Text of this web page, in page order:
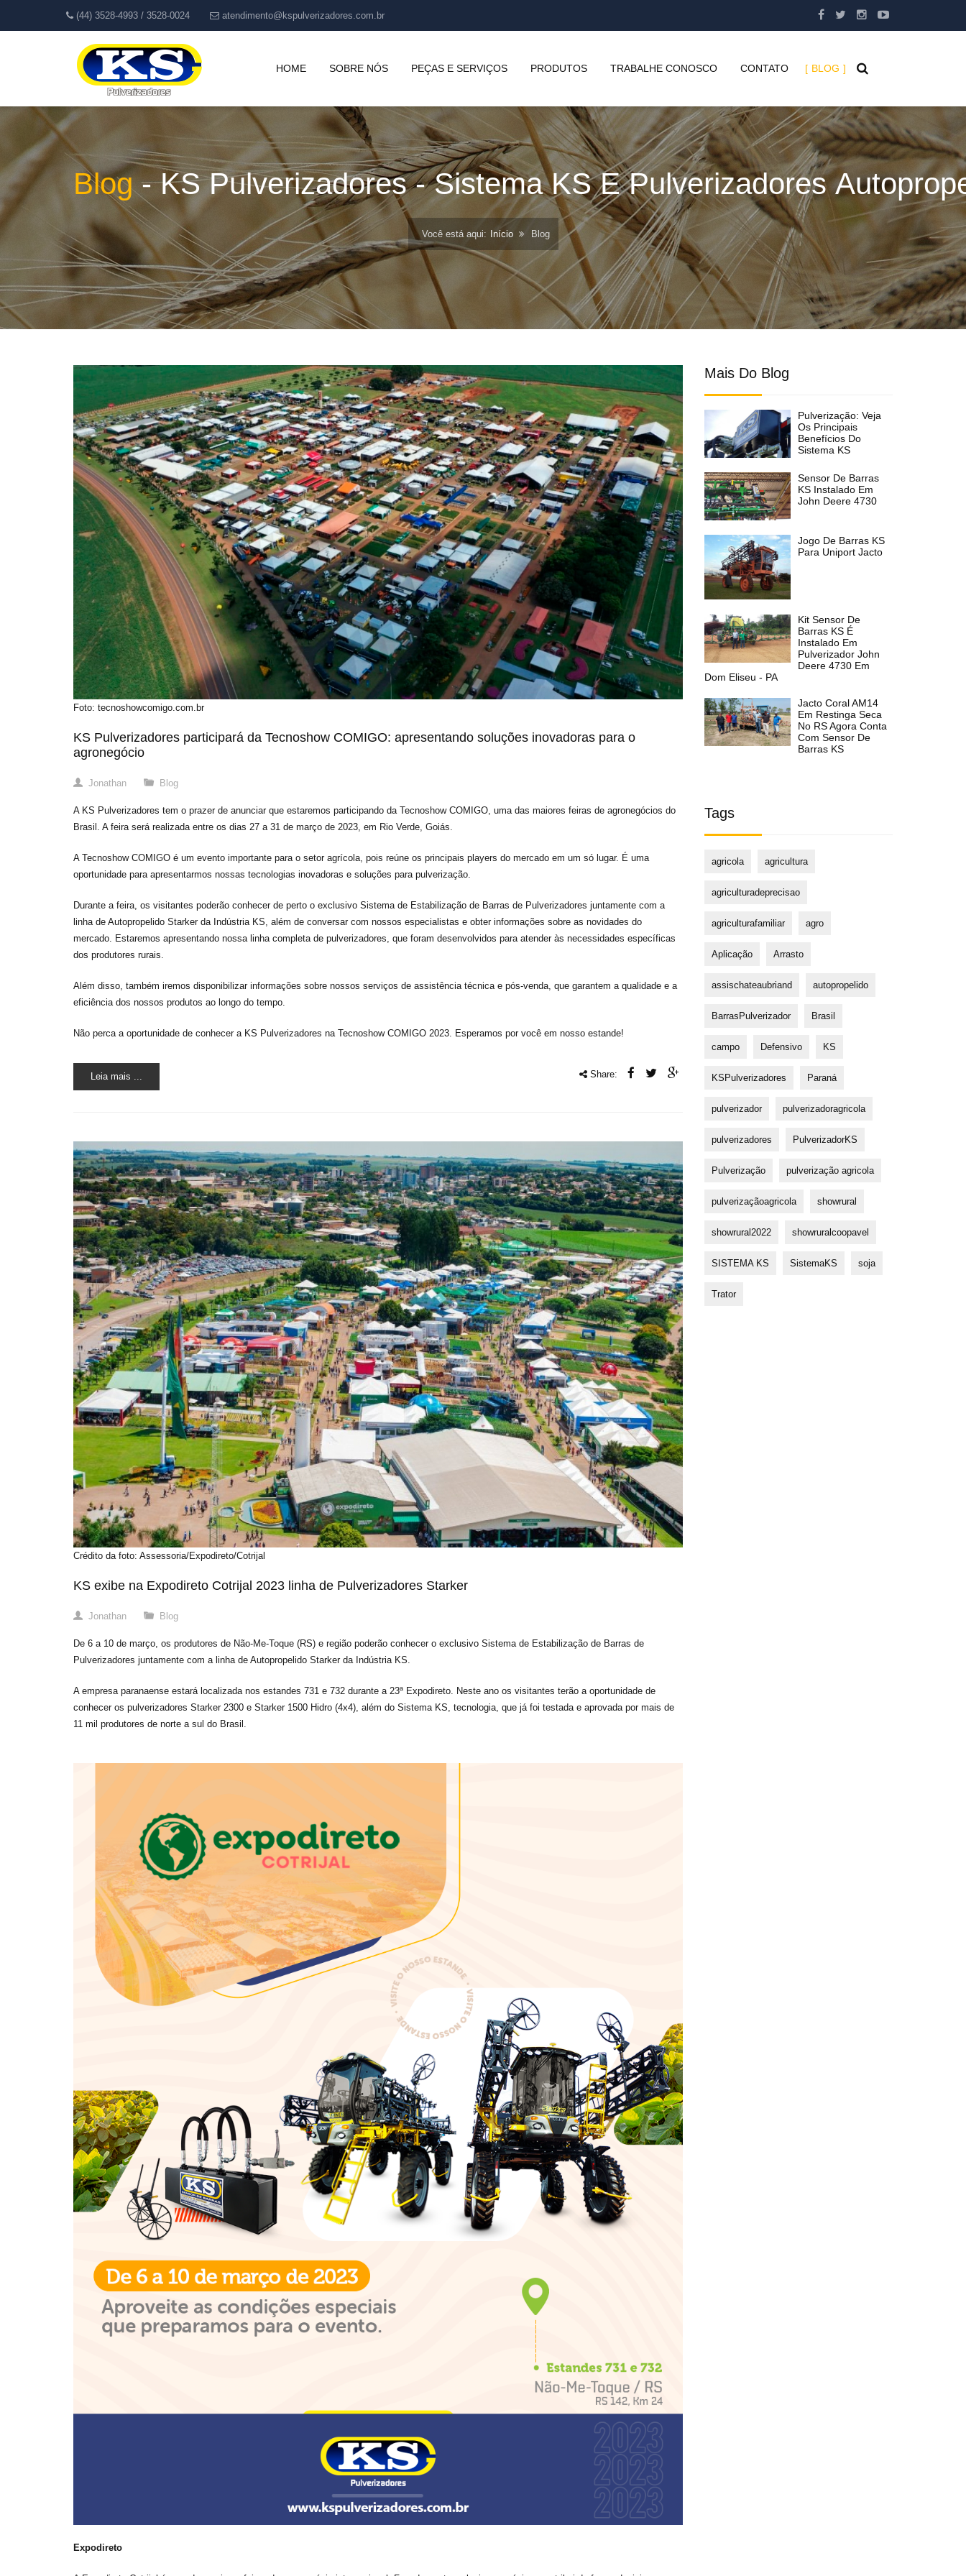
(44) 3528-4993 / 3528-0024 atendimento@kspulverizadores.com.br
HOME SOBRE NÓS PEÇAS E SERVIÇOS PRODUTOS TRABALHE CONOSCO CONTATO BLOG
Blog-KSPulverizadores-SistemaKSEPulverizadores
Você está aqui: Início Blog
Foto: tecnoshowcomigo.com.br
KS Pulverizadores participará da Tecnoshow COMIGO: apresentando soluções inovadoras para o
agronegócio
Jonathan Blog
A KS Pulverizadores tem o prazer de anunciar que estaremos participando da Tecnoshow COMIGO, uma das maiores feiras de agronegócios do
Brasil. A feira será realizada entre os dias 27 a 31 de março de 2023, em Rio Verde, Goiás.
A Tecnoshow COMIGO é um evento importante para o setor agrícola, pois reúne os principais players do mercado em um só lugar. É uma
oportunidade para apresentarmos nossas tecnologias inovadoras e soluções para pulverização.
Durante a feira, os visitantes poderão conhecer de perto o exclusivo Sistema de Estabilização de Barras de Pulverizadores juntamente com a
linha de Autopropelido Starker da Indústria KS, além de conversar com nossos especialistas e obter informações sobre as novidades do
mercado. Estaremos apresentando nossa linha completa de pulverizadores, que foram desenvolvidos para atender às necessidades específicas
dos produtores rurais.
Além disso, também iremos disponibilizar informações sobre nossos serviços de assistência técnica e pós-venda, que garantem a qualidade e a
eficiência dos nossos produtos ao longo do tempo.
Não perca a oportunidade de conhecer a KS Pulverizadores na Tecnoshow COMIGO 2023. Esperamos por você em nosso estande!
Leia mais ... Share:
Crédito da foto: Assessoria/Expodireto/Cotrijal
KS exibe na Expodireto Cotrijal 2023 linha de Pulverizadores Starker
Jonathan Blog
De 6 a 10 de março, os produtores de Não-Me-Toque (RS) e região poderão conhecer o exclusivo Sistema de Estabilização de Barras de
Pulverizadores juntamente com a linha de Autopropelido Starker da Indústria KS.
A empresa paranaense estará localizada nos estandes 731 e 732 durante a 23ª Expodireto. Neste ano os visitantes terão a oportunidade de
conhecer os pulverizadores Starker 2300 e Starker 1500 Hidro (4x4), além do Sistema KS, tecnologia, que já foi testada e aprovada por mais de
11 mil produtores de norte a sul do Brasil.
Expodireto
Mais Do Blog
Pulverização: Veja
Os Principais
Benefícios Do
Sistema KS
Sensor De Barras
KS Instalado Em
John Deere 4730
Jogo De Barras KS
Para Uniport Jacto
Kit Sensor De
Barras KS É
Instalado Em
Pulverizador John
Deere 4730 Em
Dom Eliseu - PA
Jacto Coral AM14
Em Restinga Seca
No RS Agora Conta
Com Sensor De
Barras KS
Tags
agricola agricultura
agriculturadeprecisao
agriculturafamiliar agro
Aplicação Arrasto
assischateaubriand autopropelido
BarrasPulverizador Brasil
campo Defensivo KS
KSPulverizadores Paraná
pulverizador pulverizadoragricola
pulverizadores PulverizadorKS
Pulverização pulverização agricola
pulverizaçãoagricola showrural
showrural2022 showruralcoopavel
SISTEMA KS SistemaKS soja
Trator